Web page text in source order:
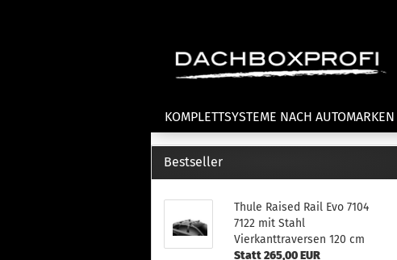
KOMPLETTSYSTEME NACH AUTOMARKEN
Dachfahrradträger
Heckklappenfahrradträger
Anhängekupplungsträger
Bestseller
Thule Raised Rail Evo 7104
7122 mit Stahl
Vierkanttraversen 120 cm
Statt 265,00 EUR